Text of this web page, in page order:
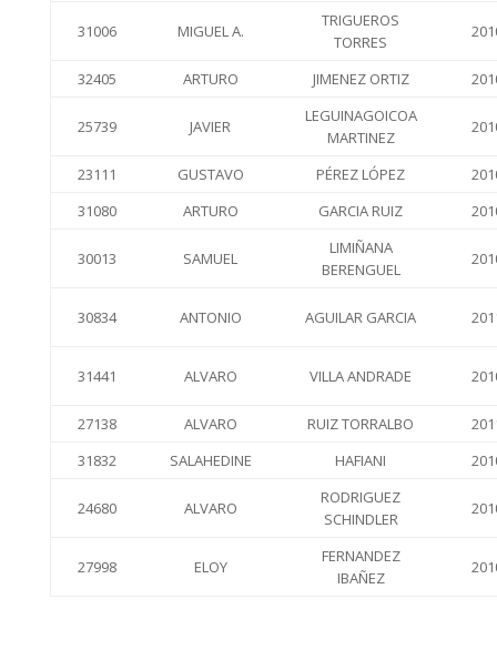
31006 MIGUEL A.
TRIGUEROS
TORRES
32405 ARTURO JIMENEZ ORTIZ
25739 JAVIER
LEGUINAGOICOA
MARTINEZ
23111 GUSTAVO PÉREZ LÓPEZ
31080
ARTURO GARCIA RUIZ
30013 SAMUEL
LIMIÑANA
BERENGUEL
30834 ANTONIO AGUILAR GARCIA
31441 ALVARO VILLA ANDRADE
27138 ALVARO RUIZ TORRALBO
31832
SALAHEDINE HAFIANI
24680 ALVARO
RODRIGUEZ
SCHINDLER
27998 ELOY
FERNANDEZ
IBAÑEZ